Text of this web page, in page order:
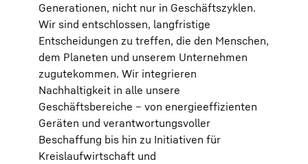
Generationen, nicht nur in Geschäftszyklen.
Wir sind entschlossen, langfristige
Entscheidungen zu treffen, die den Menschen,
dem Planeten und unserem Unternehmen
zugutekommen. Wir integrieren
Nachhaltigkeit in alle unsere
Geschäftsbereiche – von energieeffizienten
Geräten und verantwortungsvoller
Beschaffung bis hin zu Initiativen für
Kreislaufwirtschaft und